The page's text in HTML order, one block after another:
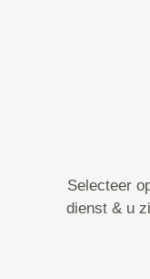
Selecteer
dienst & u